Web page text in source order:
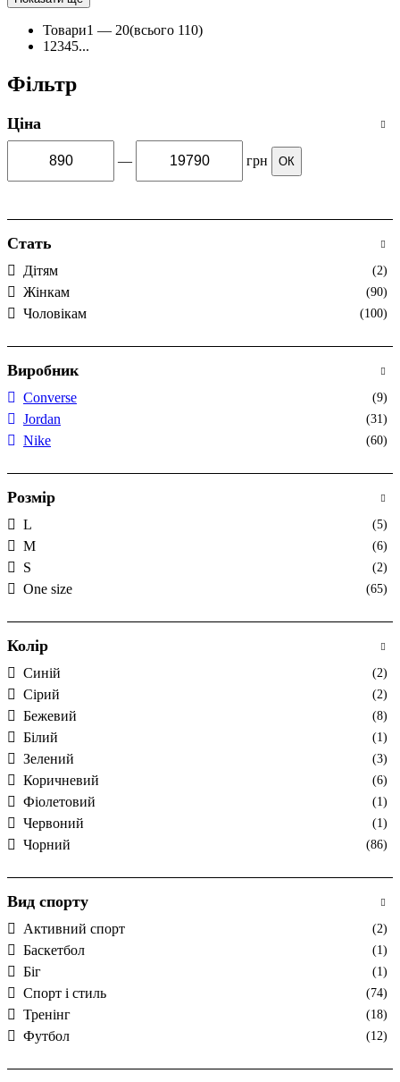
Товари1 — 20(всього 110)
1 2345...
Фільтр
Ціна
— грн ОК
Стать
Дітям (2)
Жінкам (90)
Чоловікам (100)
Виробник
Converse (9)
Jordan (31)
Nike (60)
Розмір
L (5)
M (6)
S (2)
One size (65)
Колір
Cиній (2)
Cірий (2)
Бежевий (8)
Білий (1)
Зелений (3)
Коричневий (6)
Фіолетовий (1)
Червоний (1)
Чорний (86)
Вид спорту
Активний спорт (2)
Баскетбол (1)
Біг (1)
Спорт і стиль (74)
Тренінг (18)
Футбол (12)